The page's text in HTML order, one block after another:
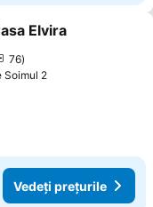
la favorite
Elvira
76
Soimul 2
Vedeți prețurile